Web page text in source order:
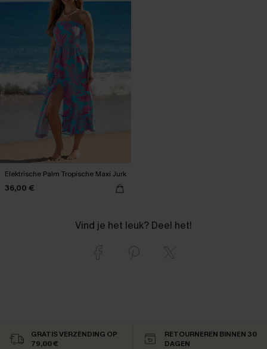
Elektrische Palm Tropische Maxi Jurk
36,00 €
Vind je het leuk? Deel het!
GRATIS VERZENDING OP
79,00 €
RETOURNEREN BINNEN 30
DAGEN